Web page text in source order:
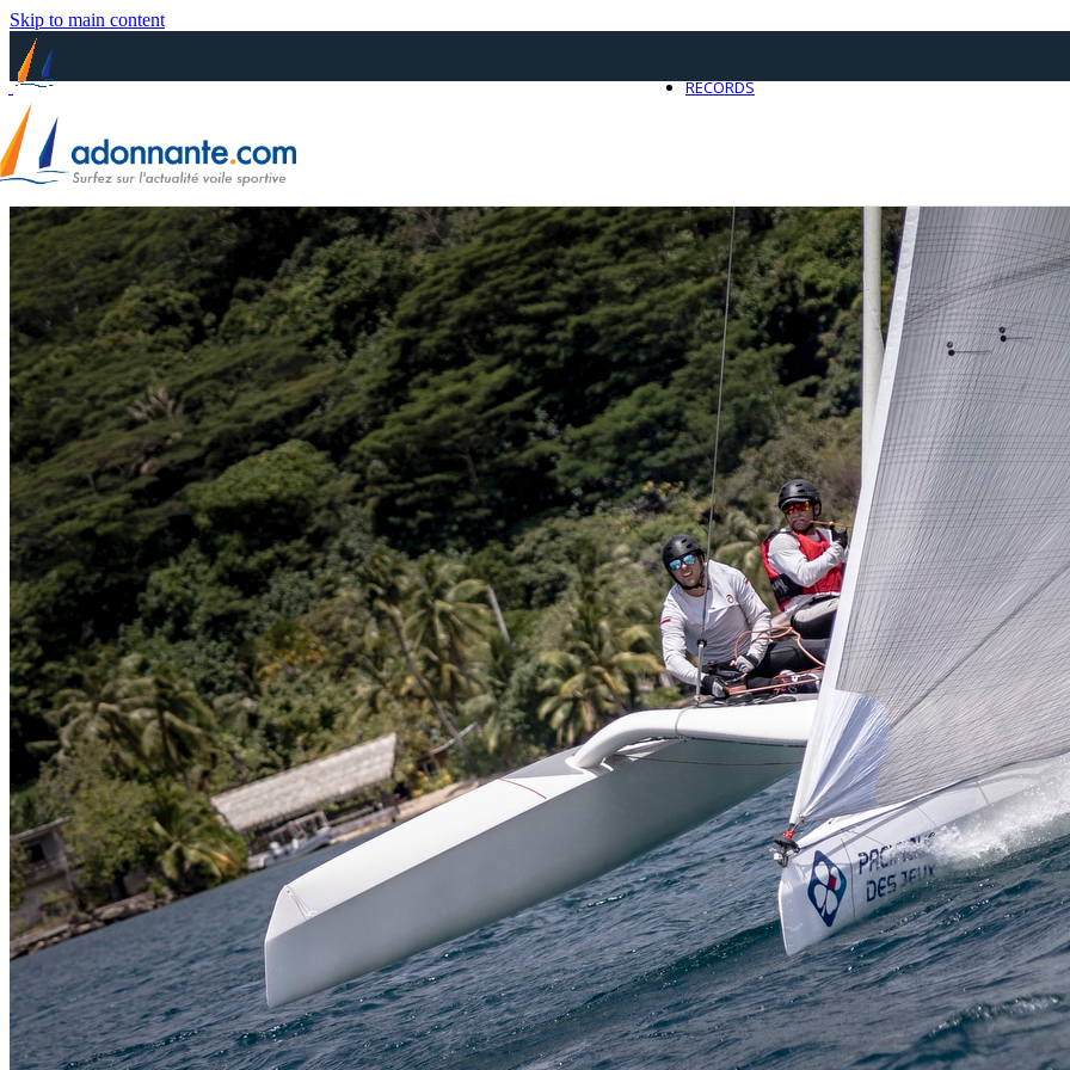
Skip to main content
0
RECORDS
Classe Ultim 32/23,Records,Trophée Jules Verne
Un nouveau Maxi Edmond de
Source
Gitana Team
8 mai 2025
0